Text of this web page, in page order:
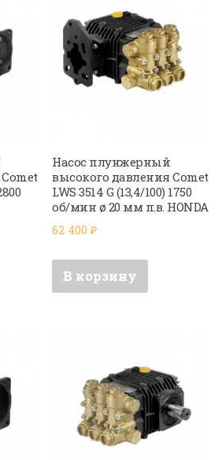
Насос плунжерный
высокого давления Comet
LWS 3514 G (13,4/100) 1750
об/мин ø 20 мм п.в. HONDA
62 400₽
В корзину